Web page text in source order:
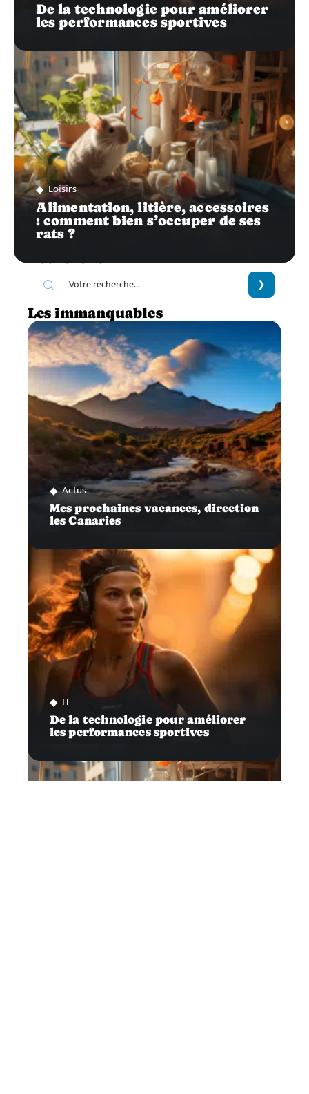
De la technologie pour améliorer
les performances sportives
Loisirs
Alimentation, litière, accessoires
: comment bien s’occuper de ses
rats ?
Recherche
Les immanquables
Actus
Mes prochaines vacances, direction
les Canaries
IT
De la technologie pour améliorer
les performances sportives